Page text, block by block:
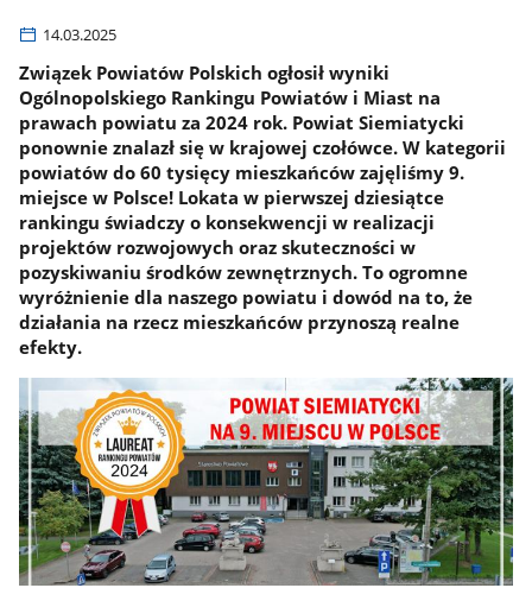
14.03.2025
Związek Powiatów Polskich ogłosił wyniki
Ogólnopolskiego Rankingu Powiatów i Miast na
prawach powiatu za 2024 rok. Powiat Siemiatycki
ponownie znalazł się w krajowej czołówce. W kategorii
powiatów do 60 tysięcy mieszkańców zajęliśmy 9.
miejsce w Polsce! Lokata w pierwszej dziesiątce
rankingu świadczy o konsekwencji w realizacji
projektów rozwojowych oraz skuteczności w
pozyskiwaniu środków zewnętrznych. To ogromne
wyróżnienie dla naszego powiatu i dowód na to, że
działania na rzecz mieszkańców przynoszą realne
efekty.